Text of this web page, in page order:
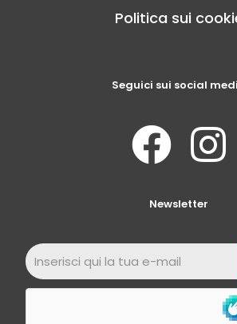
Politica sui
Seguici sui social
Newsletter